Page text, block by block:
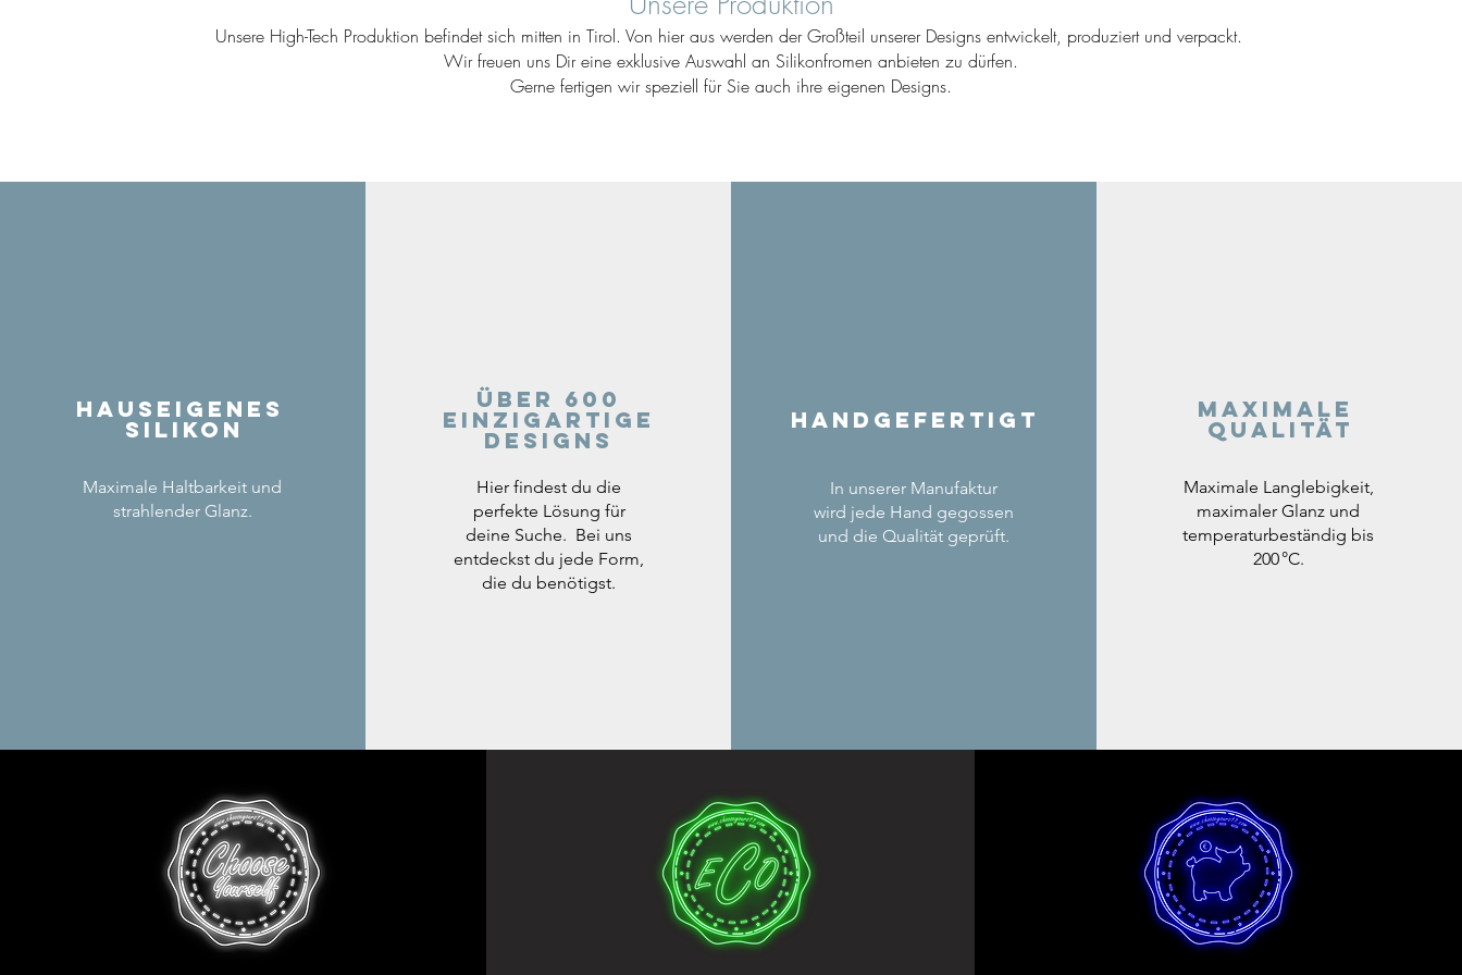
Unsere High-Tech Produktion befindet sich mitten in Tirol. Von hier aus werden der Großteil unserer Designs entwickelt, produziert und verpackt.
Wir freuen uns Dir eine exklusive Auswahl an Silikonfromen anbieten zu dürfen.
Gerne fertigen wir speziell für Sie auch ihre eigenen Designs.
Hauseigenes
Silikon
Maximale Haltbarkeit und
strahlender Glanz.
Über 600
einzigartige
Designs
Hier findest du die
perfekte Lösung für
deine Suche. Bei uns
entdeckst du jede Form,
die du benötigst.
Handgefertigt
In unserer Manufaktur
wird jede Hand gegossen
und die Qualität geprüft.
Maximale
Qualität
Maximale Langlebigkeit,
maximaler Glanz und
temperaturbeständig bis
200 °C.